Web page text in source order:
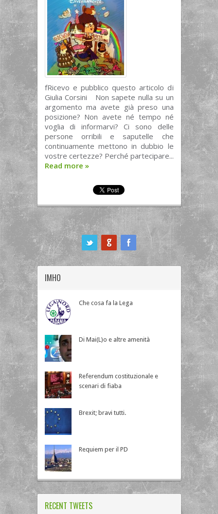
fRicevo e pubblico questo articolo di
Giulia Corsini Non sapete nulla su un
argomento ma avete già preso una
posizione? Non avete né tempo né
voglia di informarvi? Ci sono delle
persone orribili e saputelle che
continuamente mettono in dubbio le
vostre certezze? Perché partecipare...
Read more »
IMHO
Che cosa fa la Lega
Di Mai(L)o e altre amenità
Referendum costituzionale e
scenari di fiaba
Brexit; bravi tutti.
Requiem per il PD
RECENT TWEETS